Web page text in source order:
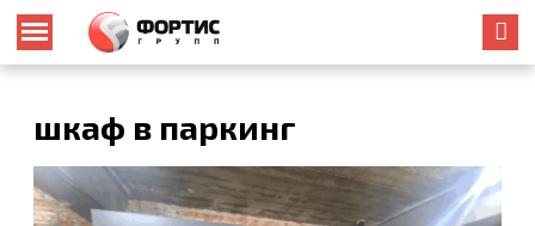
шкаф в паркинг